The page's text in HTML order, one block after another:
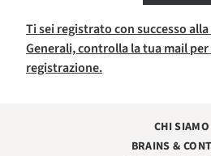
Ti sei registrato con successo
Generali, controlla la tua mail
registrazione.
CHI SIAMO
BRAINS &